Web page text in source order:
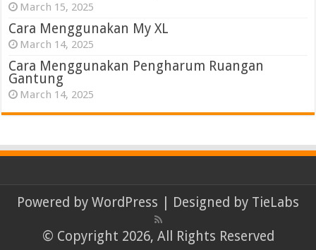
March 15, 2025
Cara Menggunakan My XL
March 14, 2025
Cara Menggunakan Pengharum Ruangan
Gantung
March 14, 2025
Powered by WordPress | Designed by TieLabs
© Copyright 2026, All Rights Reserved